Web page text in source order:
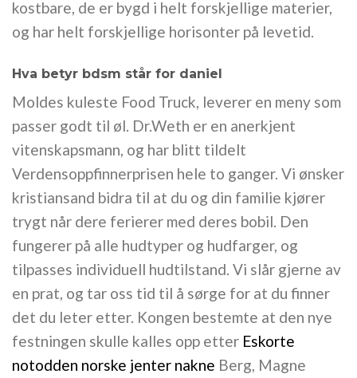
kostbare, de er bygd i helt forskjellige materier,
og har helt forskjellige horisonter på levetid.
Hva betyr bdsm står for daniel
Moldes kuleste Food Truck, leverer en meny som
passer godt til øl. Dr.Weth er en anerkjent
vitenskapsmann, og har blitt tildelt
Verdensoppfinnerprisen hele to ganger. Vi ønsker
kristiansand bidra til at du og din familie kjører
trygt når dere ferierer med deres bobil. Den
fungerer på alle hudtyper og hudfarger, og
tilpasses individuell hudtilstand. Vi slår gjerne av
en prat, og tar oss tid til å sørge for at du finner
det du leter etter. Kongen bestemte at den nye
festningen skulle kalles opp etter Eskorte
notodden norske jenter nakne Berg, Magne